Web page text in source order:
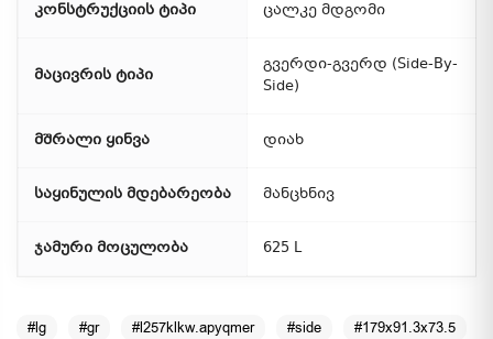
კონსტრუქციის ტიპი ცალკე მდგომი
მაცივრის ტიპი
გვერდი-გვერდ (Side-By-
Side)
მშრალი ყინვა დიახ
საყინულის მდებარეობა მანცხნივ
ჯამური მოცულობა 625 L
#lg #gr #l257klkw.apyqmer #side #179x91.3x73.5